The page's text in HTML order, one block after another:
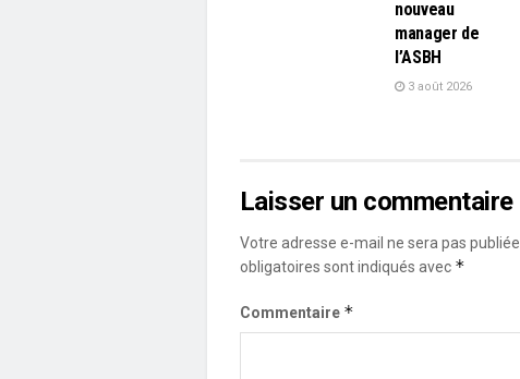
nouveau
manager de
l’ASBH
3 août 2026
Laisser un commentaire
Votre adresse e-mail ne sera pas publiée.
obligatoires sont indiqués avec *
Commentaire *